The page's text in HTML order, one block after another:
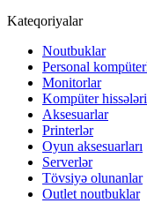
Kateqoriyalar
Noutbuklar
Personal
Monitorlar
Kompüter hissələri
Aksesuarlar
Printerlər
Oyun aksesuarları
Serverlər
Tövsiyə olunanlar
Outlet noutbuklar